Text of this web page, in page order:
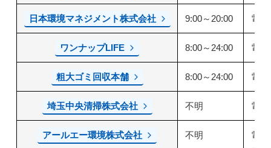
日本環境マネジメント株式会社 9:00～20:00 電
ワンナップLIFE 8:00～24:00 電
粗大ゴミ回収本舗 8:00～24:00 電
埼玉中央清掃株式会社 不明 電
アールエー環境株式会社 不明 電